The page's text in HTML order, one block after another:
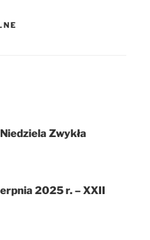
Zwykła
2025 r. – XXII